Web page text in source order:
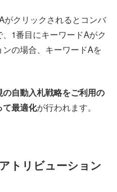
がクリックされるとコンバ
1番目にキーワードAがク
の場合、キーワードAを
自動入札戦略をご利用の
て最適化が行われます。
トリビューション